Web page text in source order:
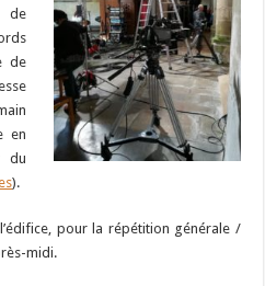
de
de
en
du
).
pour la répétition générale /
midi.